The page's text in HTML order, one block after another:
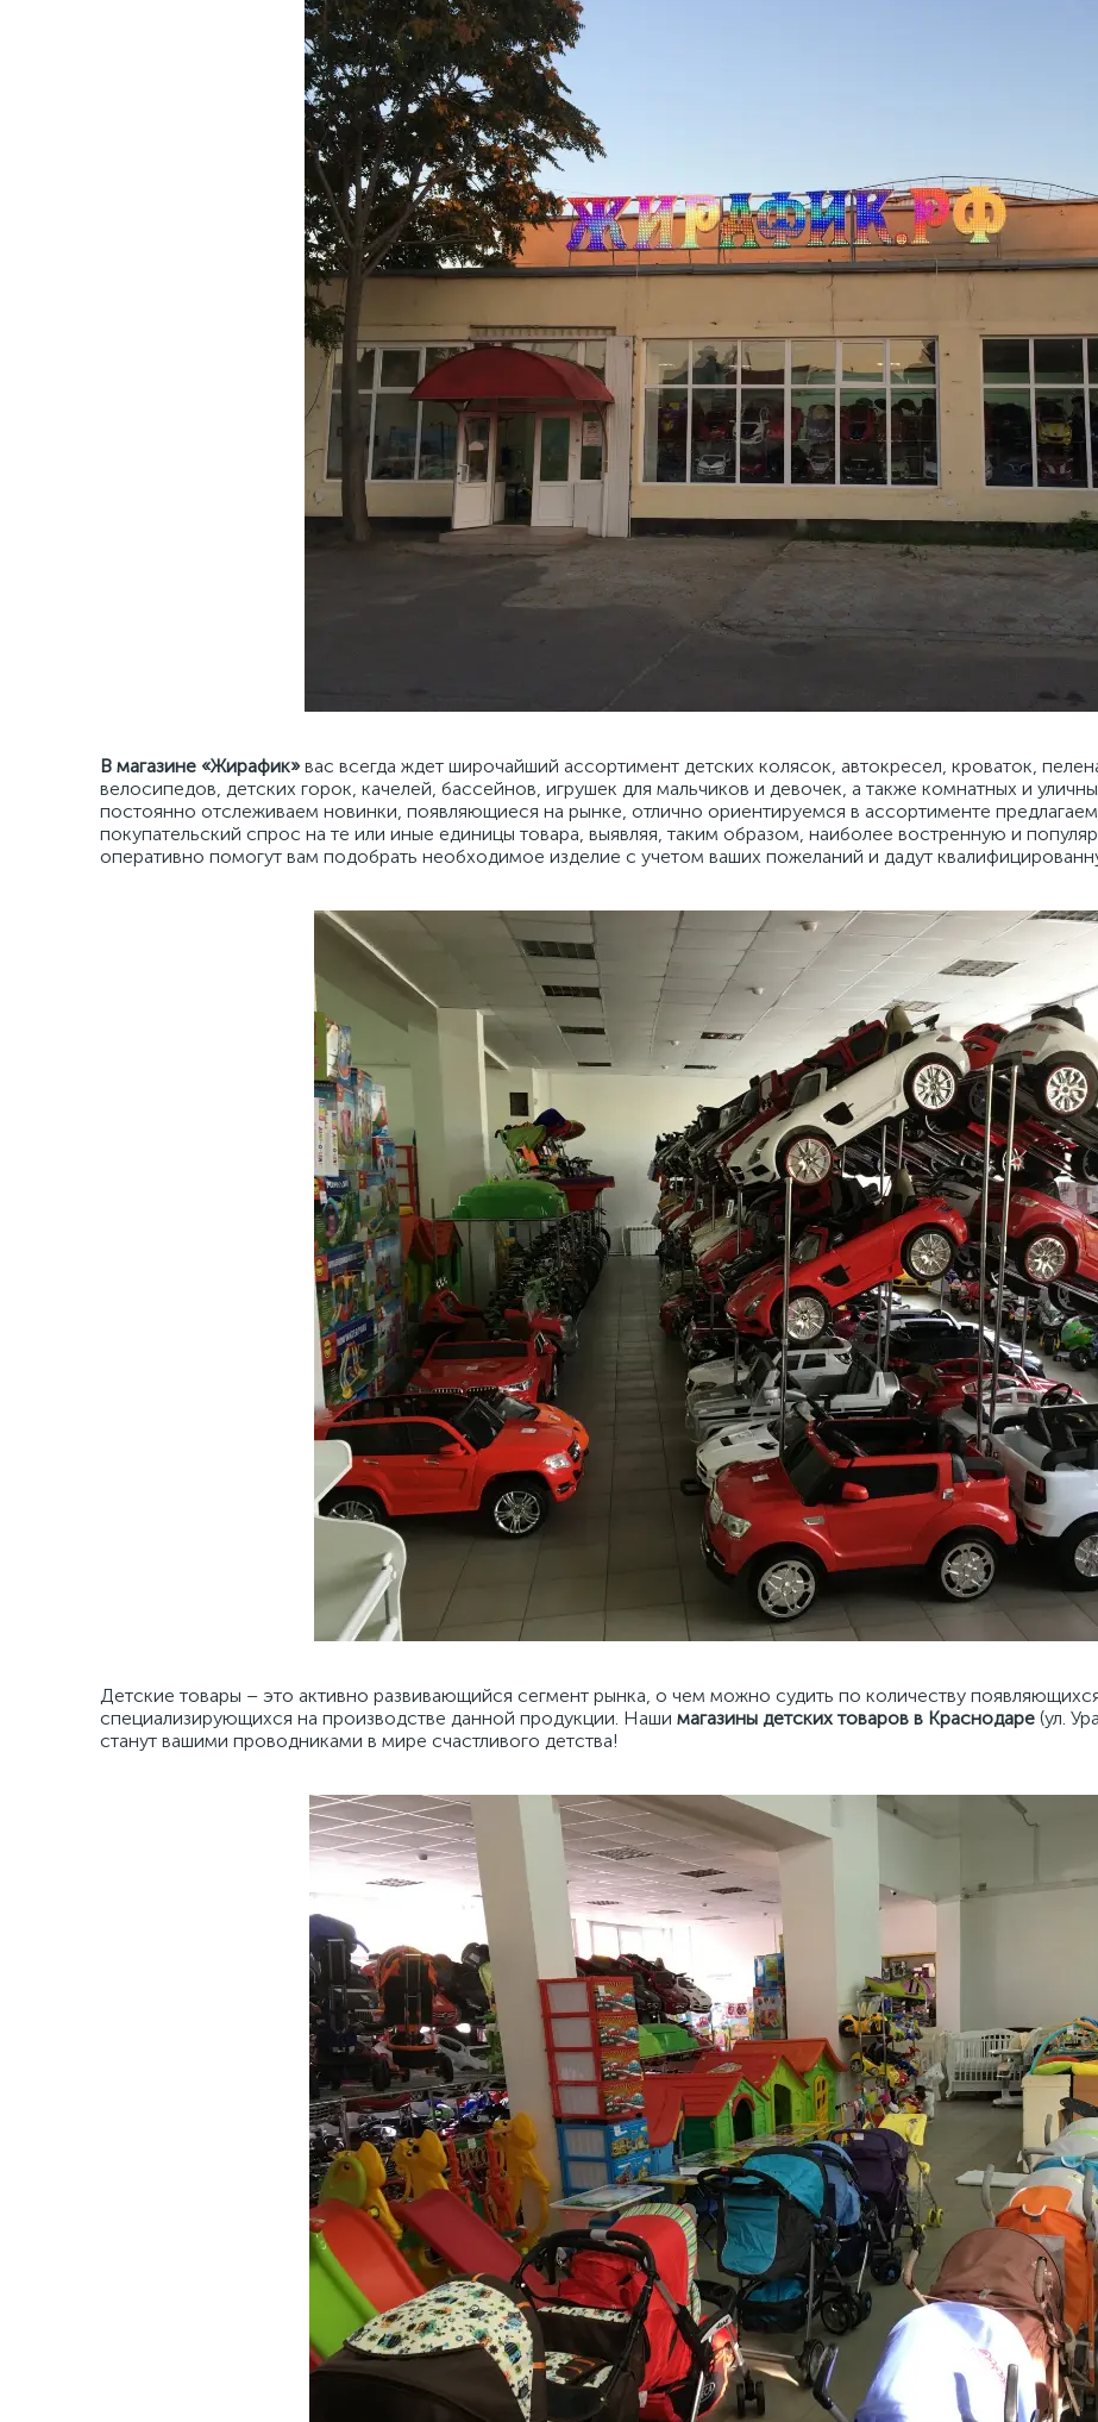
В магазине «Жирафик»вас всегда ждет широчайший ассортимент детских колясок, автокресел, кроваток,
велосипедов, детских горок, качелей, бассейнов, игрушек для мальчиков и девочек, а также комнатных и
постоянно отслеживаем новинки, появляющиеся на рынке, отлично ориентируемся в ассортименте
покупательский спрос на те или иные единицы товара, выявляя, таким образом, наиболее востренную и
оперативно помогут вам подобрать необходимое изделие с учетом ваших пожеланий и дадут
Детские товары – это активно развивающийся сегмент рынка, о чем можно судить по количеству
специализирующихся на производстве данной продукции. Наши магазины детских товаров в Краснодаре (ул.
станут вашими проводниками в мире счастливого детства!